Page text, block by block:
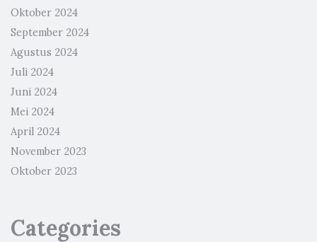
Oktober 2024
September 2024
Agustus 2024
Juli 2024
Juni 2024
Mei 2024
April 2024
November 2023
Oktober 2023
Categories